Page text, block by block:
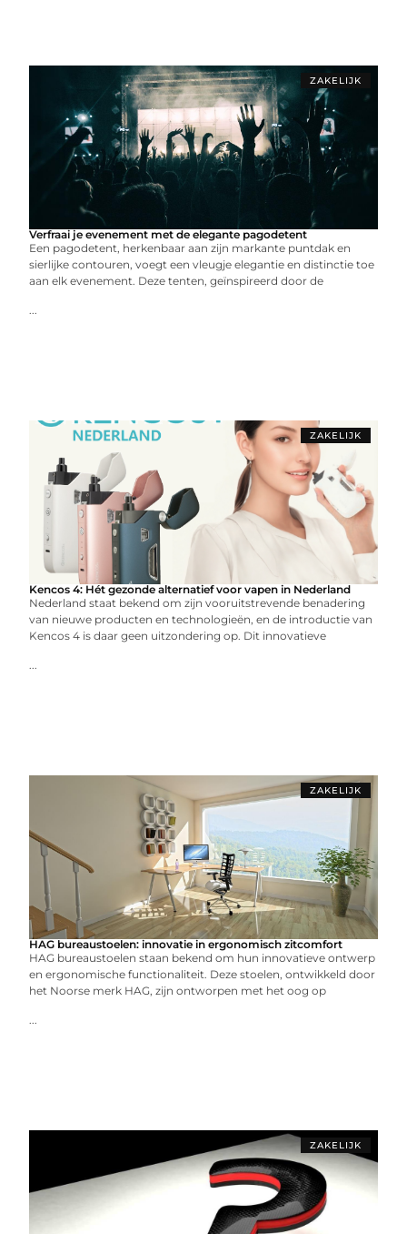
ZAKELIJK
Verfraai je evenement met de elegante pagodetent
Een pagodetent, herkenbaar aan zijn markante puntdak en
sierlijke contouren, voegt een vleugje elegantie en distinctie toe
aan elk evenement. Deze tenten, geïnspireerd door de
...
ZAKELIJK
Kencos 4: Hét gezonde alternatief voor vapen in Nederland
Nederland staat bekend om zijn vooruitstrevende benadering
van nieuwe producten en technologieën, en de introductie van
Kencos 4 is daar geen uitzondering op. Dit innovatieve
...
ZAKELIJK
HAG bureaustoelen: innovatie in ergonomisch zitcomfort
HAG bureaustoelen staan bekend om hun innovatieve ontwerp
en ergonomische functionaliteit. Deze stoelen, ontwikkeld door
het Noorse merk HAG, zijn ontworpen met het oog op
...
ZAKELIJK